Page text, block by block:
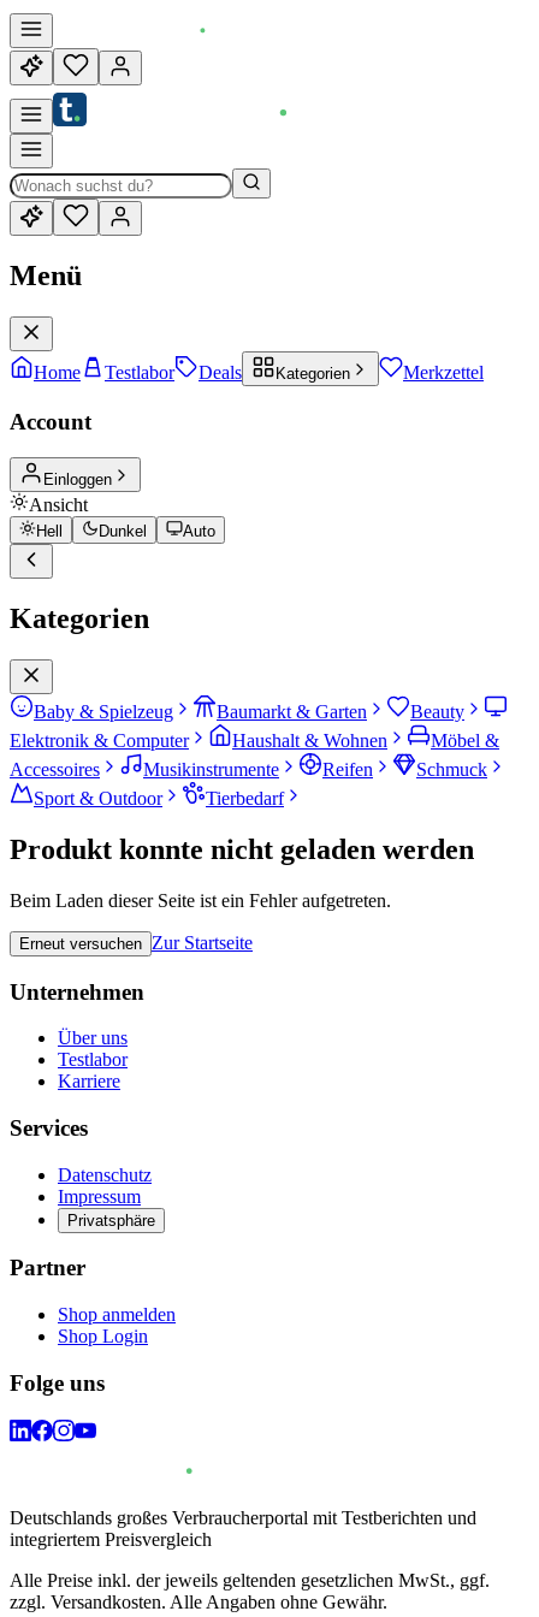
Menü
Home Testlabor Deals Kategorien Merkzettel
Account
Einloggen
Ansicht
Hell Dunkel Auto
Kategorien
Baby & Spielzeug Baumarkt & Garten
Beauty
Elektronik & Computer
Haushalt & Wohnen
Möbel &
Accessoires
Musikinstrumente Reifen
Schmuck
Sport & Outdoor
Tierbedarf
Produkt konnte nicht geladen werden
Beim Laden dieser Seite ist ein Fehler aufgetreten.
Erneut versuchen Zur Startseite
Unternehmen
Über uns
Testlabor
Karriere
Services
Datenschutz
Impressum
Privatsphäre
Partner
Shop anmelden
Shop Login
Folge uns
Deutschlands großes Verbraucherportal mit Testberichten und
integriertem Preisvergleich
Alle Preise inkl. der jeweils geltenden gesetzlichen MwSt., ggf.
zzgl. Versandkosten. Alle Angaben ohne Gewähr.